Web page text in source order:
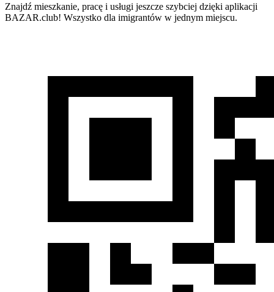
Znajdź mieszkanie, pracę i usługi jeszcze szybciej dzięki aplikacji
BAZAR.club! Wszystko dla imigrantów w jednym miejscu.